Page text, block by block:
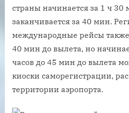
страны начинается за 1 ч 30
заканчивается за 40 мин.
международные рейсы также
40 мин до вылета, но
часов до 45 мин до вылета
киоски саморегистрации,
территории аэропорта.